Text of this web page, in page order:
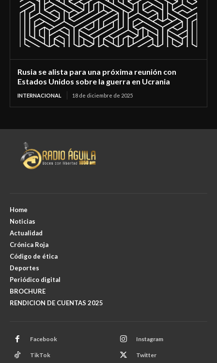
Rusia se alista para una próxima reunión con
Estados Unidos sobre la guerra en Ucrania
INTERNACIONAL 18 de diciembre de 2025
Home
Noticias
Actualidad
Crónica Roja
Código de ética
Deportes
Periódico digital
BROCHURE
RENDICION DE CUENTAS 2025
Facebook Instagram
TikTok Twitter